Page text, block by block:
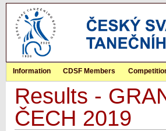
Information CDSF Members
Results -
ČECH 2019